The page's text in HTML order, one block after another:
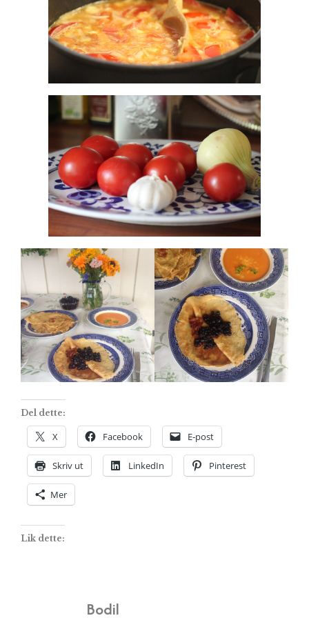
Del dette:
X Facebook E-post
Skriv ut LinkedIn Pinterest
Mer
Lik dette:
Bodil